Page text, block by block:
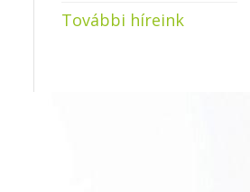
További híreink